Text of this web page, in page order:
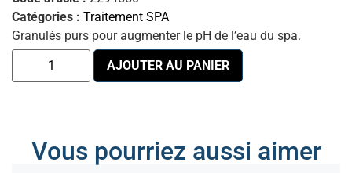
Catégories : Traitement SPA
Granulés purs pour augmenter le pH de l’eau du spa.
AJOUTER AU PANIER
Vous pourriez aussi aimer